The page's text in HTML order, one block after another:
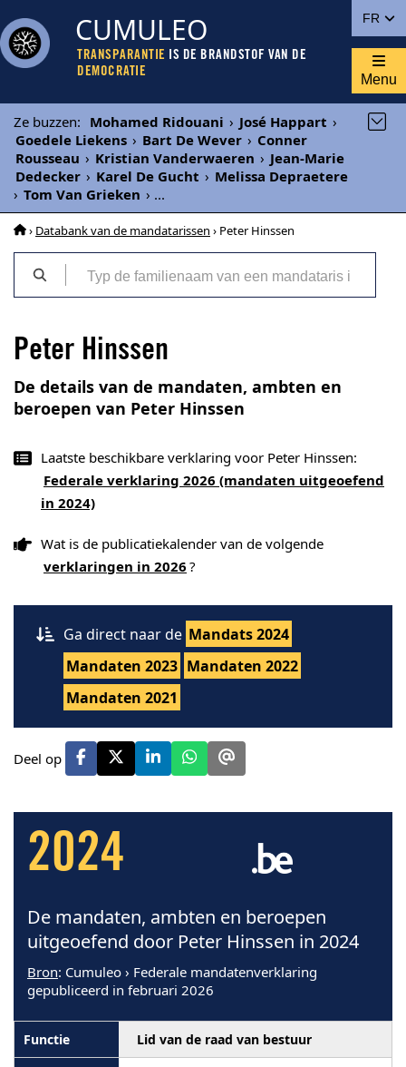
FR
CUMULEO
TRANSPARANTIE IS DE BRANDSTOF VAN DE
DEMOCRATIE
Menu
Ze buzzen: Mohamed Ridouani › José Happart ›
Goedele Liekens › Bart De Wever › Conner
Rousseau › Kristian Vanderwaeren › Jean-Marie
Dedecker › Karel De Gucht › Melissa Depraetere
› Tom Van Grieken › ...
› Databank van de mandatarissen › Peter Hinssen
Peter Hinssen
De details van de mandaten, ambten en
beroepen van Peter Hinssen
Laatste beschikbare verklaring voor Peter Hinssen:
Federale verklaring 2026 (mandaten uitgeoefend
in 2024)
Wat is de publicatiekalender van de volgende
verklaringen in 2026 ?
Ga direct naar de Mandats 2024
Mandaten 2023 Mandaten 2022
Mandaten 2021
Deel op
2024
De mandaten, ambten en beroepen
uitgeoefend door Peter Hinssen in 2024
Bron: Cumuleo › Federale mandatenverklaring
gepubliceerd in februari 2026
Lid van de raad van bestuur